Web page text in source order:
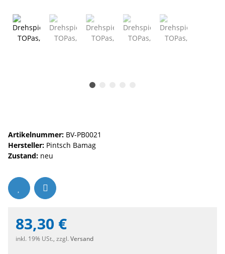
Artikelnummer: BV-PB0021
Hersteller: Pintsch Bamag
Zustand: neu
83,30 €
inkl. 19% USt., zzgl. Versand